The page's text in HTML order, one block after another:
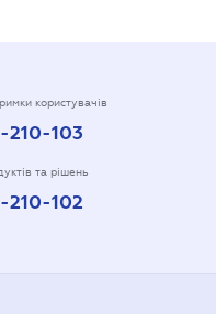
користувачів
103
та рішень
102